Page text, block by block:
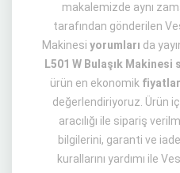
makalemizde aynı
tarafından gönderilen
Makinesi yorumları da
L501 W Bulaşık Makinesi
ürün en ekonomik
değerlendiriyoruz. Ürün
aracılığı ile sipariş
bilgilerini, garanti ve
kurallarını yardımı ile